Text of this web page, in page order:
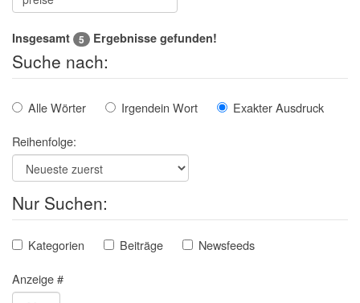
Insgesamt 5 Ergebnisse gefunden!
Suche nach:
Alle Wörter Irgendein Wort
Exakter Ausdruck
Reihenfolge:
Nur Suchen:
Kategorien Beiträge
Newsfeeds
Anzeige #